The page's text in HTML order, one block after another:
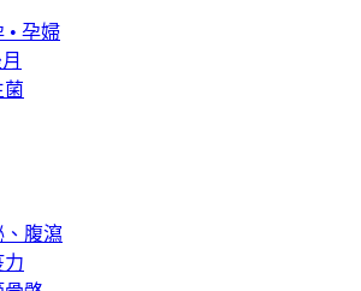
• 孕婦
菌
腹瀉
力